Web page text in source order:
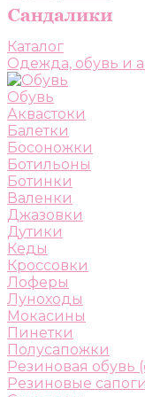
Каталог
Одежда, обувь и
Обувь
Аквастоки
Балетки
Босоножки
Ботильоны
Ботинки
Валенки
Джазовки
Дутики
Кеды
Кроссовки
Лоферы
Луноходы
Мокасины
Пинетки
Полусапожки
Резиновая обувь
Резиновые сапоги